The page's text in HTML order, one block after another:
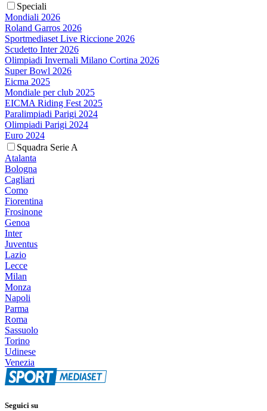
Speciali
Mondiali 2026
Roland Garros 2026
Sportmediaset Live Riccione 2026
Scudetto Inter 2026
Olimpiadi Invernali Milano Cortina 2026
Super Bowl 2026
Eicma 2025
Mondiale per club 2025
EICMA Riding Fest 2025
Paralimpiadi Parigi 2024
Olimpiadi Parigi 2024
Euro 2024
Squadra Serie A
Atalanta
Bologna
Cagliari
Como
Fiorentina
Frosinone
Genoa
Inter
Juventus
Lazio
Lecce
Milan
Monza
Napoli
Parma
Roma
Sassuolo
Torino
Udinese
Venezia
Seguici su